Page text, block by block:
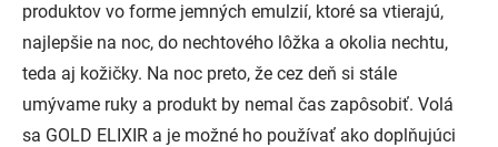
produktov vo forme jemných emulzií, ktoré sa vtierajú,
najlepšie na noc, do nechtového lôžka a okolia nechtu,
teda aj kožičky. Na noc preto, že cez deň si stále
umývame ruky a produkt by nemal čas zapôsobiť. Volá
sa GOLD ELIXIR a je možné ho používať ako doplňujúci